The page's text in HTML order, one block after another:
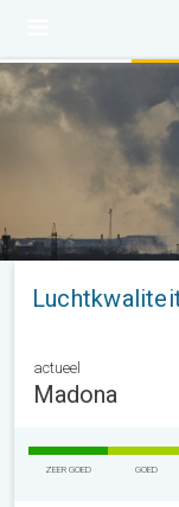
actueel
Madona
ZEER GOED GOED